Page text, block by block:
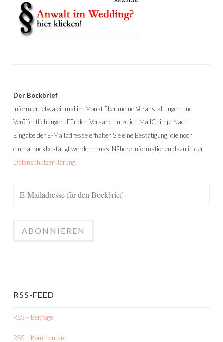
Der Bockbrief
informiert etwa einmal im Monat über meine Veranstaltungen und
Veröffentlichungen. Für den Versand nutze ich MailChimp. Nach
Eingabe der E-Mailadresse erhalten Sie eine Bestätigung, die noch
einmal rückbestätigt werden muss. Nähere Informationen dazu in der
Datenschutzerklärung.
RSS-FEED
RSS – Beiträge
RSS – Kommentare